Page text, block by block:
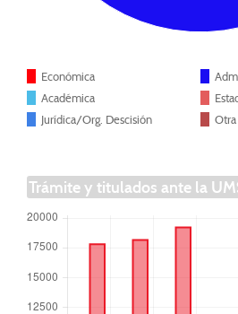
Económica
Académica
Jurídica/Org. Descisión
Otra
Trámite y titulados ante la